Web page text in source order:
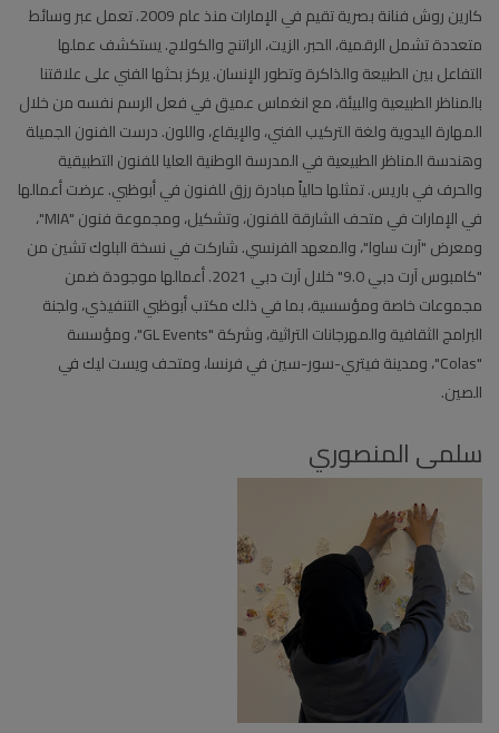
كارين روش فنانة بصرية تقيم في الإمارات منذ عام 2009. تعمل عبر وسائط
متعددة تشمل الرقمية، الحبر، الزيت، الراتنج والكولاج. يستكشف عملها
التفاعل بين الطبيعة والذاكرة وتطور الإنسان. يركز بحثها الفني على علاقتنا
بالمناظر الطبيعية والبيئة، مع انغماس عميق في فعل الرسم نفسه من خلال
المهارة اليدوية ولغة التركيب الفني، والإيقاع، واللون. درست الفنون الجميلة
وهندسة المناظر الطبيعية في المدرسة الوطنية العليا للفنون التطبيقية
والحرف في باريس. تمثلها حالياً مبادرة رزق للفنون في أبوظبي. عرضت أعمالها
في الإمارات في متحف الشارقة للفنون، وتشكيل، ومجموعة فنون "MIA"،
ومعرض "آرت ساوا"، والمعهد الفرنسي. شاركت في نسخة البلوك تشين من
"كامبوس آرت دبي 9.0" خلال آرت دبي 2021. أعمالها موجودة ضمن
مجموعات خاصة ومؤسسية، بما في ذلك مكتب أبوظبي التنفيذي، ولجنة
البرامج الثقافية والمهرجانات التراثية، وشركة "GL Events"، ومؤسسة
"Colas"، ومدينة فيتري-سور-سين في فرنسا، ومتحف ويست ليك في
الصين.
سلمى المنصوري